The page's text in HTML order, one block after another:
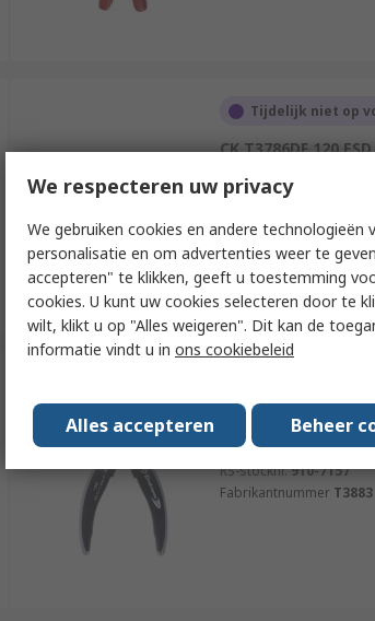
Tijdelijk niet op
CK T3786DF 120
RS-stocknr.275-5308
Fabrikantnummer
CK Full Flush ESD
cutter
RS-stocknr.910-7157
Fabrikantnummer T3883
We respecteren uw privacy
We gebruiken cookies en andere technologieën
personalisatie en om advertenties weer te
accepteren" te klikken, geeft u toestemming
cookies. U kunt uw cookies selecteren door te
wilt, klikt u op "Alles weigeren". Dit kan de
informatie vindt u in ons cookiebeleid
Alles accepteren Beheer